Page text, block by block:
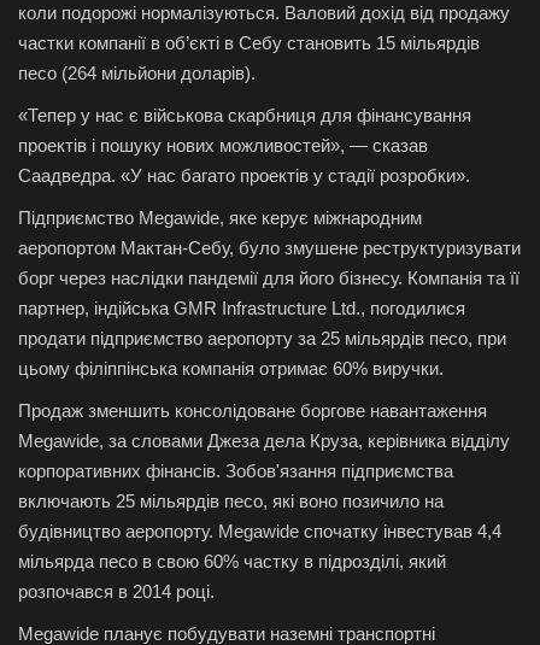
коли подорожі нормалізуються. Валовий дохід від продажу
частки компанії в об’єкті в Себу становить 15 мільярдів
песо (264 мільйони доларів).
«Тепер у нас є військова скарбниця для фінансування
проектів і пошуку нових можливостей», — сказав
Саадведра. «У нас багато проектів у стадії розробки».
Підприємство Megawide, яке керує міжнародним
аеропортом Мактан-Себу, було змушене реструктуризувати
борг через наслідки пандемії для його бізнесу. Компанія та її
партнер, індійська GMR Infrastructure Ltd., погодилися
продати підприємство аеропорту за 25 мільярдів песо, при
цьому філіппінська компанія отримає 60% виручки.
Продаж зменшить консолідоване боргове навантаження
Megawide, за словами Джеза дела Круза, керівника відділу
корпоративних фінансів. Зобов'язання підприємства
включають 25 мільярдів песо, які воно позичило на
будівництво аеропорту. Megawide спочатку інвестував 4,4
мільярда песо в свою 60% частку в підрозділі, який
розпочався в 2014 році.
Megawide планує побудувати наземні транспортні